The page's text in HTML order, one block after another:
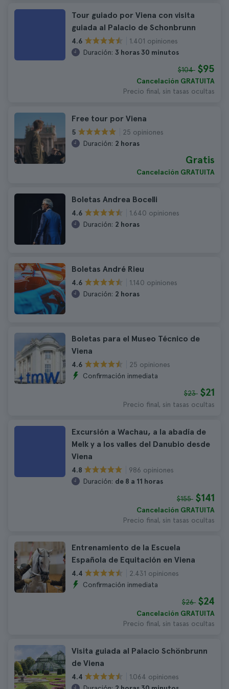
Tour guiado por Viena con visita
guiada al Palacio de Schonbrunn
4.6
1.401 opiniones
Duración: 3 horas 30 minutos
$104 $95
Cancelación GRATUITA
Precio final, sin tasas ocultas
Free tour por Viena
5
25 opiniones
Duración: 2 horas
Gratis
Cancelación GRATUITA
Boletas Andrea Bocelli
4.6
1.640 opiniones
Duración: 2 horas
Boletas André Rieu
4.6
1.140 opiniones
Duración: 2 horas
Boletas para el Museo Técnico de
Viena
4.6
25 opiniones
Confirmación inmediata
$23 $21
Precio final, sin tasas ocultas
Excursión a Wachau, a la abadía de
Melk y a los valles del Danubio desde
Viena
4.8
986 opiniones
Duración: de 8 a 11 horas
$155 $141
Cancelación GRATUITA
Precio final, sin tasas ocultas
Entrenamiento de la Escuela
Española de Equitación en Viena
4.4
2.431 opiniones
Confirmación inmediata
$26 $24
Cancelación GRATUITA
Precio final, sin tasas ocultas
Visita guiada al Palacio Schönbrunn
de Viena
4.4
1.064 opiniones